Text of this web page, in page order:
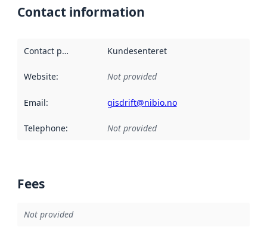
Contact information
Contact point Kundesenteret
Website: Not provided
Email: gisdrift@nibio.no
Telephone: Not provided
Fees
Not provided